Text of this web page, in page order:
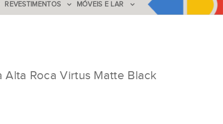
REVESTIMENTOS MÓVEIS E LAR
Roca Virtus Matte Black